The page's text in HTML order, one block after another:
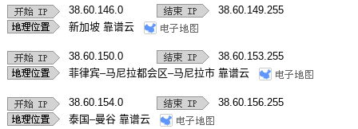
38.60.146.0
38.60.149.255
新加坡 靠谱云
38.60.150.0
38.60.153.255
菲律宾–马尼拉都会区–马尼拉市 靠谱云
38.60.154.0
38.60.156.255
泰国–曼谷 靠谱云